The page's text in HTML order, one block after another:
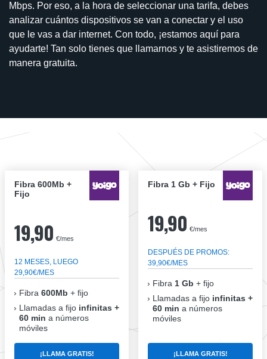
Mbps. Por eso, a la hora de seleccionar una tarifa, debes
analizar cuántos dispositivos se van a conectar y el uso
que le vas a dar internet. Con todo, ¡estamos aquí para
ayudarte! Tan solo tienes que llamarnos y te asistiremos de
manera gratuita.
Fibra 600Mb +
Fijo
19,90 €/mes
12 MESES, LUEGO
29,90€/MES
Fibra 600Mb + fijo
Llamadas a fijo infinitas +
60 min a números
móviles
¡LLAMA GRATIS!
Fibra 1 Gb + Fijo
19,90 €/mes
DESPUÉS DE PROMOS:
39,90€/MES
Fibra 1 Gb + fijo
Llamadas a fijo infinitas +
60 min a números
móviles
¡LLAMA GRATIS!